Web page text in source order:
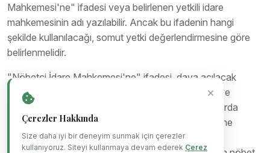
Mahkemesi'ne" ifadesi veya belirlenen yetkili idare
mahkemesinin adı yazılabilir. Ancak bu ifadenin hangi
şekilde kullanılacağı, somut yetki değerlendirmesine göre
belirlenmelidir.
"Nöbetçi İdare Mahkemesi'ne" ifadesi, dava açılacak
yerdeki idare mahkemelerinin birden fazla olduğu ve
dosyaların nöbetçi sisteme göre dağıtıldığı durumlarda
kullanılabilir. Bu ifade, hangi ildeki idare mahkemesine
başvurulacağının belirlenmiş olması, ancak o ildeki
Çerezler Hakkında
Size daha iyi bir deneyim sunmak için çerezler
kullanıyoruz. Siteyi kullanmaya devam ederek Çerez